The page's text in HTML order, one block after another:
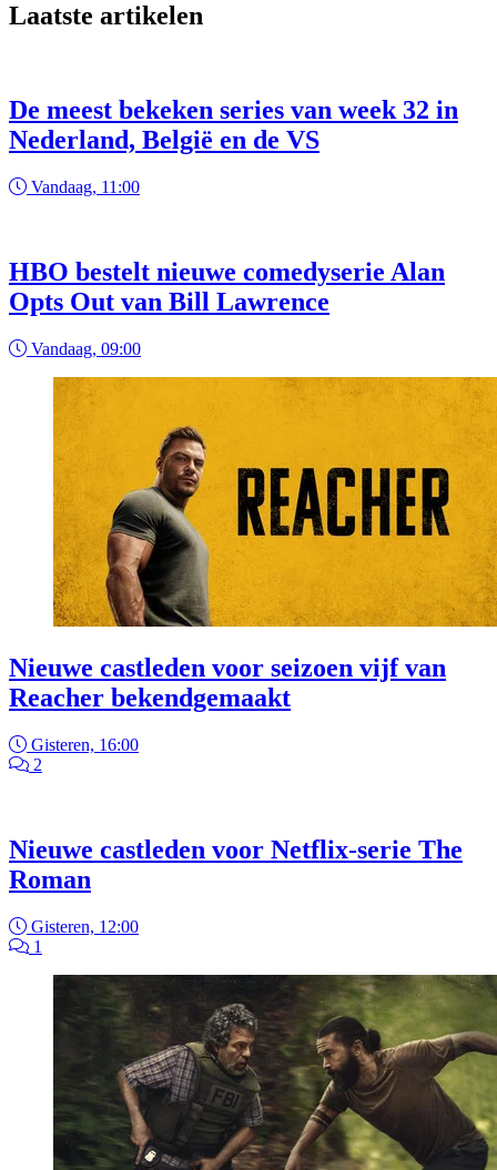
Laatste artikelen
De meest bekeken series van week 32 in
Nederland, België en de VS
Vandaag, 11:00
HBO bestelt nieuwe comedyserie Alan
Opts Out van Bill Lawrence
Vandaag, 09:00
Nieuwe castleden voor seizoen vijf van
Reacher bekendgemaakt
Gisteren, 16:00
2
Nieuwe castleden voor Netflix-serie The
Roman
Gisteren, 12:00
1